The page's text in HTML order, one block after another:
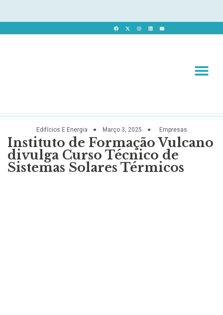
Edifícios E Energia Março 3, 2025 Empresas
Instituto de Formação Vulcano
divulga Curso Técnico de
Sistemas Solares Térmicos